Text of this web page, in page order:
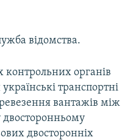
відомства.
контрольних органів
транспортні
вантажів між
двосторонніх